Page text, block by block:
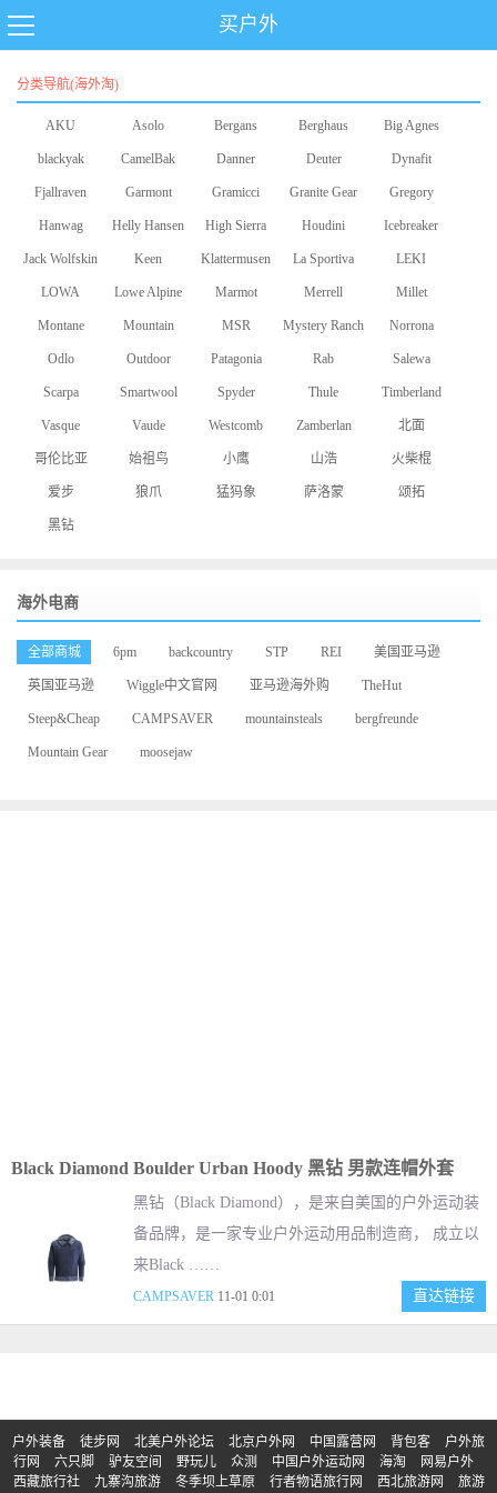
买户外
分类导航(海外淘)
AKU Asolo Bergans Berghaus Big Agnes
blackyak CamelBak Danner Deuter Dynafit
Fjallraven Garmont Gramicci Granite Gear Gregory
Hanwag Helly Hansen High Sierra Houdini Icebreaker
Jack Wolfskin Keen Klattermusen La Sportiva LEKI
LOWA Lowe Alpine Marmot Merrell Millet
Montane Mountain
Equipment
MSR Mystery Ranch Norrona
Odlo Outdoor
Research
Patagonia Rab Salewa
Scarpa Smartwool Spyder Thule Timberland
Vasque Vaude Westcomb Zamberlan 北面
哥伦比亚 始祖鸟 小鹰 山浩 火柴棍
爱步 狼爪 猛犸象 萨洛蒙 颂拓
黑钻
海外电商
全部商城 6pm backcountry STP REI 美国亚马逊
英国亚马逊 Wiggle中文官网 亚马逊海外购 TheHut
Steep&Cheap CAMPSAVER mountainsteals bergfreunde
Mountain Gear moosejaw
Black Diamond Boulder Urban Hoody 黑钻 男款连帽外套
黑钻（Black Diamond），是来自美国的户外运动装
备品牌，是一家专业户外运动用品制造商， 成立以
来Black ……
CAMPSAVER 11-01 0:01 直达链接
户外装备 徒步网 北美户外论坛 北京户外网 中国露营网 背包客
户外旅
行网
六只脚 驴友空间 野玩儿 众测 中国户外运动网 海淘
网易户外
西藏旅行社
九寨沟旅游 冬季坝上草原 行者物语旅行网 西北旅游网 旅游